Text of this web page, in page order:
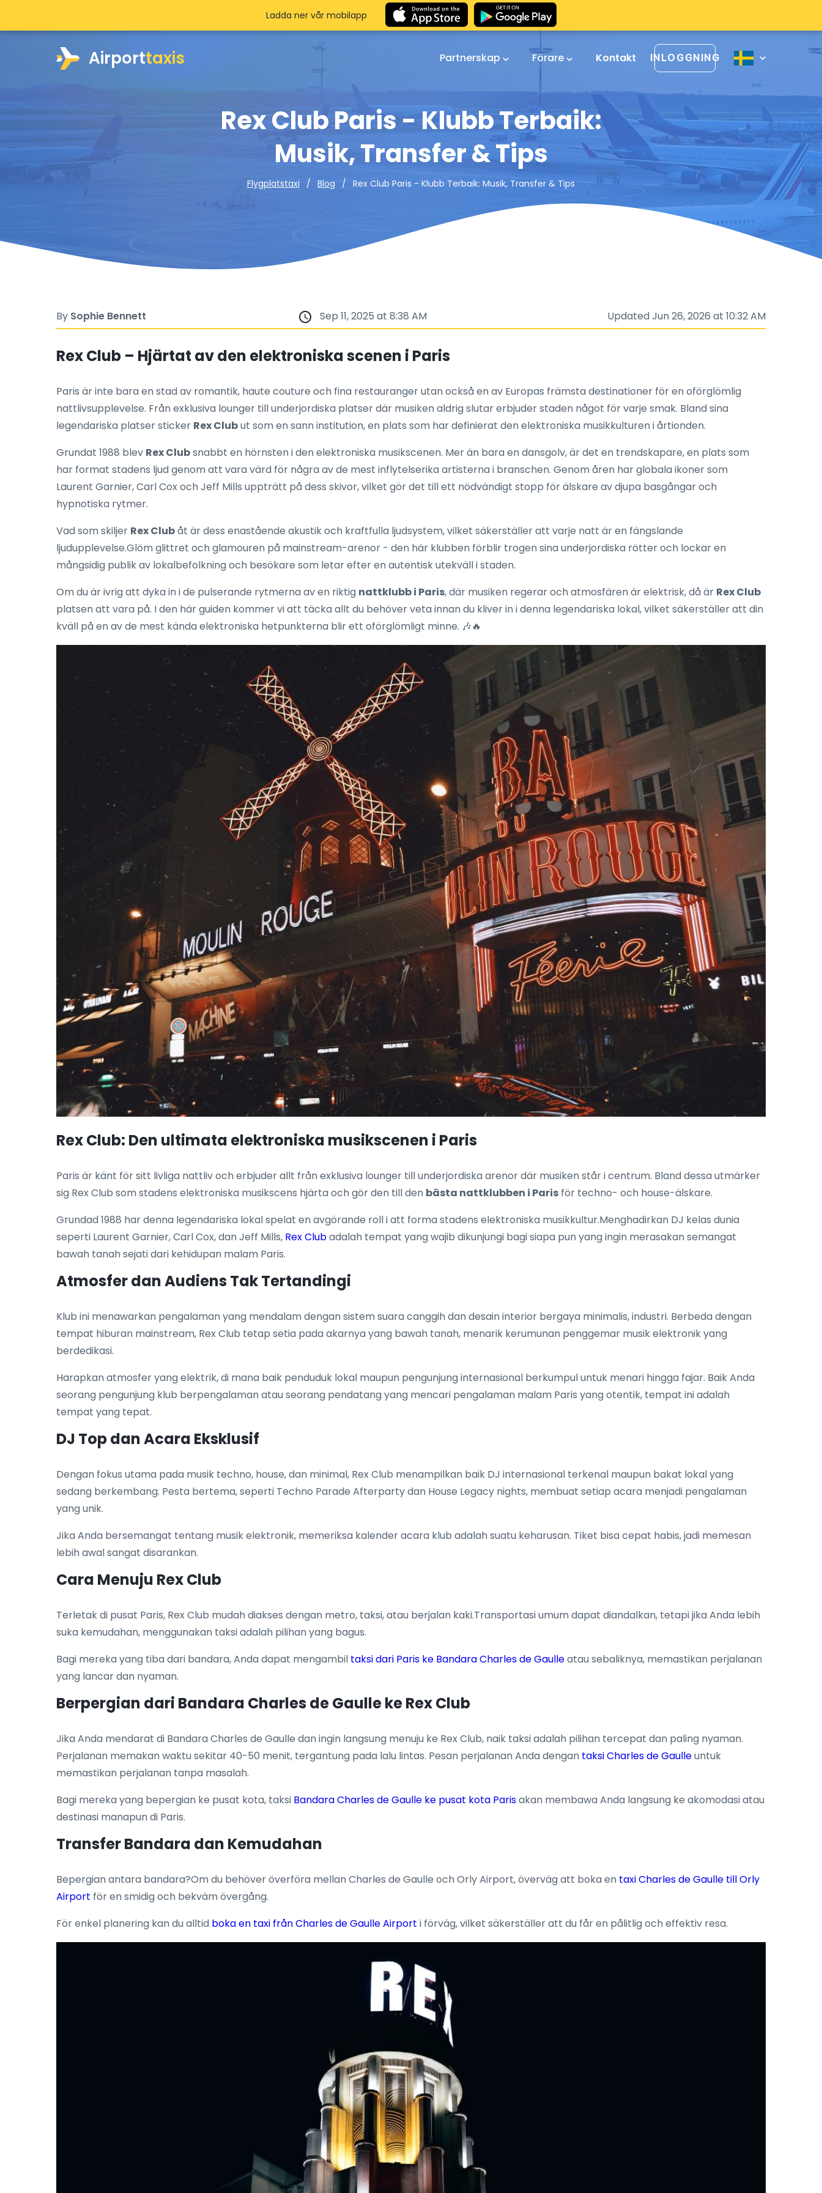
Airporttaxis Partnerskap Förare Kontakt INLOGGNING
Rex Club Paris - Klubb Terbaik:
Musik, Transfer & Tips
Flygplatstaxi Blog Rex Club Paris - Klubb Terbaik: Musik, Transfer & Tips
Ladda ner vår mobilapp
By Sophie Bennett Sep 11, 2025 at 8:38 AM Updated Jun 26, 2026 at 10:32 AM
Rex Club – Hjärtat av den elektroniska scenen i Paris
Paris är inte bara en stad av romantik, haute couture och fina restauranger utan också en av Europas främsta destinationer för en oförglömlig
nattlivsupplevelse. Från exklusiva lounger till underjordiska platser där musiken aldrig slutar erbjuder staden något för varje smak. Bland sina
legendariska platser sticker Rex Clubut som en sann institution, en plats som har definierat den elektroniska musikkulturen i årtionden.
Grundat 1988 blev Rex Clubsnabbt en hörnsten i den elektroniska musikscenen. Mer än bara en dansgolv, är det en trendskapare, en plats som
har format stadens ljud genom att vara värd för några av de mest inflytelserika artisterna i branschen. Genom åren har globala ikoner som
Laurent Garnier, Carl Cox och Jeff Mills uppträtt på dess skivor, vilket gör det till ett nödvändigt stopp för älskare av djupa basgångar och
hypnotiska rytmer.
Vad som skiljer Rex Clubåt är dess enastående akustik och kraftfulla ljudsystem, vilket säkerställer att varje natt är en fängslande
ljudupplevelse.Glöm glittret och glamouren på mainstream-arenor - den här klubben förblir trogen sina underjordiska rötter och lockar en
mångsidig publik av lokalbefolkning och besökare som letar efter en autentisk utekväll i staden.
Om du är ivrig att dyka in i de pulserande rytmerna av en riktig nattklubb i Paris, där musiken regerar och atmosfären är elektrisk, då är Rex Club
platsen att vara på. I den här guiden kommer vi att täcka allt du behöver veta innan du kliver in i denna legendariska lokal, vilket säkerställer att din
kväll på en av de mest kända elektroniska hetpunkterna blir ett oförglömligt minne. 🎶🔥
Rex Club: Den ultimata elektroniska musikscenen i Paris
Paris är känt för sitt livliga nattliv och erbjuder allt från exklusiva lounger till underjordiska arenor där musiken står i centrum. Bland dessa utmärker
sig Rex Club som stadens elektroniska musikscens hjärta och gör den till den bästa nattklubben i Paris för techno- och house-älskare.
Grundad 1988 har denna legendariska lokal spelat en avgörande roll i att forma stadens elektroniska musikkultur.Menghadirkan DJ kelas dunia
seperti Laurent Garnier, Carl Cox, dan Jeff Mills, Rex Clubadalah tempat yang wajib dikunjungi bagi siapa pun yang ingin merasakan semangat
bawah tanah sejati dari kehidupan malam Paris.
Atmosfer dan Audiens Tak Tertandingi
Klub ini menawarkan pengalaman yang mendalam dengan sistem suara canggih dan desain interior bergaya minimalis, industri. Berbeda dengan
tempat hiburan mainstream, Rex Club tetap setia pada akarnya yang bawah tanah, menarik kerumunan penggemar musik elektronik yang
berdedikasi.
Harapkan atmosfer yang elektrik, di mana baik penduduk lokal maupun pengunjung internasional berkumpul untuk menari hingga fajar. Baik Anda
seorang pengunjung klub berpengalaman atau seorang pendatang yang mencari pengalaman malam Paris yang otentik, tempat ini adalah
tempat yang tepat.
DJ Top dan Acara Eksklusif
Dengan fokus utama pada musik techno, house, dan minimal, Rex Club menampilkan baik DJ internasional terkenal maupun bakat lokal yang
sedang berkembang. Pesta bertema, seperti Techno Parade Afterparty dan House Legacy nights, membuat setiap acara menjadi pengalaman
yang unik.
Jika Anda bersemangat tentang musik elektronik, memeriksa kalender acara klub adalah suatu keharusan. Tiket bisa cepat habis, jadi memesan
lebih awal sangat disarankan.
Cara Menuju Rex Club
Terletak di pusat Paris, Rex Club mudah diakses dengan metro, taksi, atau berjalan kaki.Transportasi umum dapat diandalkan, tetapi jika Anda lebih
suka kemudahan, menggunakan taksi adalah pilihan yang bagus.
Bagi mereka yang tiba dari bandara, Anda dapat mengambil taksi dari Paris ke Bandara Charles de Gaulleatau sebaliknya, memastikan perjalanan
yang lancar dan nyaman.
Berpergian dari Bandara Charles de Gaulle ke Rex Club
Jika Anda mendarat di Bandara Charles de Gaulle dan ingin langsung menuju ke Rex Club, naik taksi adalah pilihan tercepat dan paling nyaman.
Perjalanan memakan waktu sekitar 40-50 menit, tergantung pada lalu lintas. Pesan perjalanan Anda dengan taksi Charles de Gaulleuntuk
memastikan perjalanan tanpa masalah.
Bagi mereka yang bepergian ke pusat kota, taksi Bandara Charles de Gaulle ke pusat kota Parisakan membawa Anda langsung ke akomodasi atau
destinasi manapun di Paris.
Transfer Bandara dan Kemudahan
Bepergian antara bandara?Om du behöver överföra mellan Charles de Gaulle och Orly Airport, överväg att boka en taxi Charles de Gaulle till Orly
Airport för en smidig och bekväm övergång.
För enkel planering kan du alltid boka en taxi från Charles de Gaulle Airport i förväg, vilket säkerställer att du får en pålitlig och effektiv resa.